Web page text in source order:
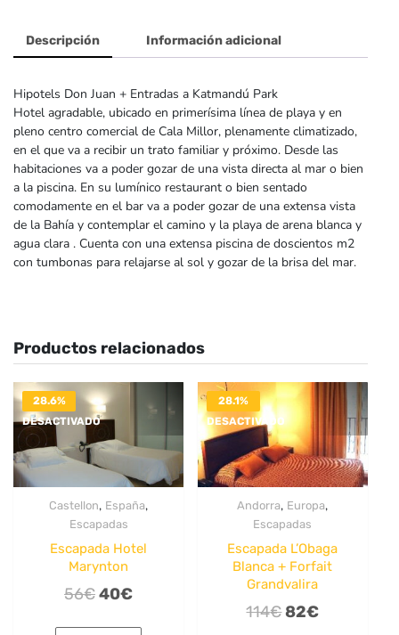
Descripción Información adicional
Hipotels Don Juan + Entradas a Katmandú Park
Hotel agradable, ubicado en primerísima línea de playa y en
pleno centro comercial de Cala Millor, plenamente climatizado,
en el que va a recibir un trato familiar y próximo. Desde las
habitaciones va a poder gozar de una vista directa al mar o bien
a la piscina. En su lumínico restaurant o bien sentado
comodamente en el bar va a poder gozar de una extensa vista
de la Bahía y contemplar el camino y la playa de arena blanca y
agua clara . Cuenta con una extensa piscina de doscientos m2
con tumbonas para relajarse al sol y gozar de la brisa del mar.
Productos relacionados
28.6%
DESACTIVADO
Castellon, España,
Escapadas
Escapada Hotel
Marynton
56€El
40€El
28.1%
DESACTIVADO
Andorra, Europa,
Escapadas
Escapada L’Obaga
Blanca + Forfait
Grandvalira
114€El
82€El